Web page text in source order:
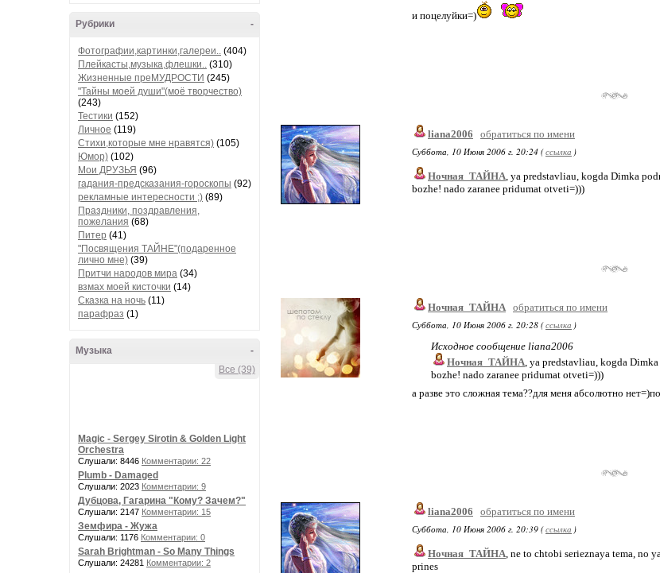
-
Рубрики
Фотографии,картинки,галереи.. (404)
Плейкасты,музыка,флешки.. (310)
Жизненные преМУДРОСТИ (245)
"Тайны моей души"(моё творчество)
(243)
Тестики (152)
Личное (119)
Стихи,которые мне нравятся) (105)
Юмор) (102)
Мои ДРУЗЬЯ (96)
гадания-предсказания-гороскопы (92)
рекламные интересности ;) (89)
Праздники, поздравления,
пожелания (68)
Питер (41)
"Посвящения ТАЙНЕ"(подаренное
лично мне) (39)
Притчи народов мира (34)
взмах моей кисточки (14)
Сказка на ночь (11)
парафраз (1)
-
Музыка
Все (39)
Magic - Sergey Sirotin & Golden Light
Orchestra
Слушали: 8446 Комментарии: 22
Plumb - Damaged
Слушали: 2023 Комментарии: 9
Дубцова, Гагарина "Кому? Зачем?"
Слушали: 2147 Комментарии: 15
Земфира - Жужа
Слушали: 1176 Комментарии: 0
Sarah Brightman - So Many Things
Слушали: 24281 Комментарии: 2
и поцелуйки=)
liana2006
обратиться по имени
Суббота, 10 Июня 2006 г. 20:24 (ссылка )
Ночная_ТАЙНА, ya predstavliau, kogda Dimka
bozhe! nado zaranee pridumat otveti=)))
Ночная_ТАЙНА обратиться по имени
Суббота, 10 Июня 2006 г. 20:28 (ссылка )
Исходное сообщение liana2006
Ночная_ТАЙНА, ya predstavliau, kogda
bozhe! nado zaranee pridumat otveti=)))
а разве это сложная тема??для меня абсолютно
liana2006
обратиться по имени
Суббота, 10 Июня 2006 г. 20:39 (ссылка )
Ночная_ТАЙНА, ne to chtobi serieznaya tema, no
prines